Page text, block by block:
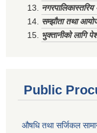
सम्झौता तथा
भुक्तानीको लागि
Public
औषधि तथा सर्जिकल